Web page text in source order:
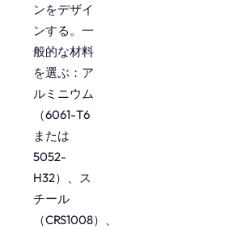
ンをデザイ
ンする。一
般的な材料
を選ぶ：ア
ルミニウム
（6061-T6
または
5052-
H32）、ス
チール
（CRS1008）、